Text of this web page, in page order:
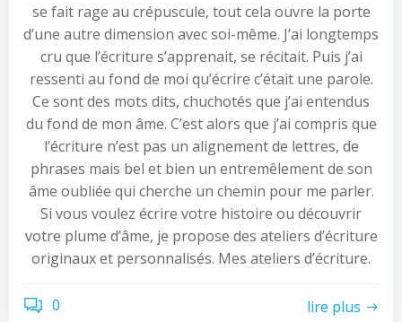
se fait rage au crépuscule, tout cela ouvre la porte
d’une autre dimension avec soi-même. J’ai longtemps
cru que l’écriture s’apprenait, se récitait. Puis j’ai
ressenti au fond de moi qu’écrire c’était une parole.
Ce sont des mots dits, chuchotés que j’ai entendus
du fond de mon âme. C’est alors que j’ai compris que
l’écriture n’est pas un alignement de lettres, de
phrases mais bel et bien un entremêlement de son
âme oubliée qui cherche un chemin pour me parler.
Si vous voulez écrire votre histoire ou découvrir
votre plume d’âme, je propose des ateliers d’écriture
originaux et personnalisés. Mes ateliers d’écriture.
0 lire plus